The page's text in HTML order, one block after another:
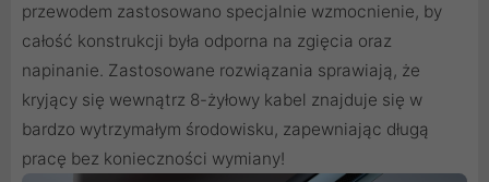
przewodem zastosowano specjalnie wzmocnienie, by
całość konstrukcji była odporna na zgięcia oraz
napinanie. Zastosowane rozwiązania sprawiają, że
kryjący się wewnątrz 8-żyłowy kabel znajduje się w
bardzo wytrzymałym środowisku, zapewniając długą
pracę bez konieczności wymiany!